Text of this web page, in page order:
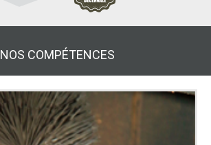
NOS COMPÉTENCES